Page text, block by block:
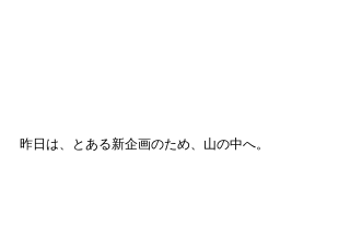
昨日は、とある新企画のため、山の中へ。